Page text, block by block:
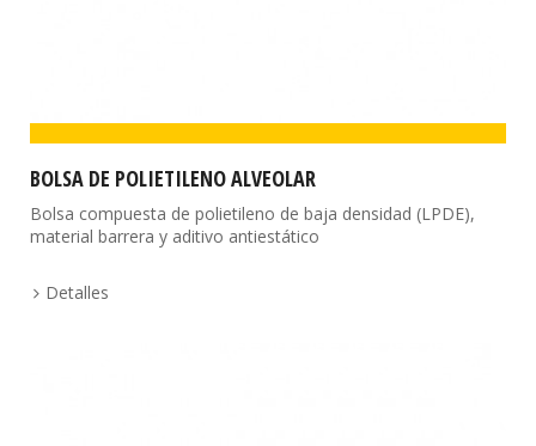
BOLSA DE POLIETILENO ALVEOLAR
Bolsa compuesta de polietileno de baja densidad (LPDE),
material barrera y aditivo antiestático
Detalles